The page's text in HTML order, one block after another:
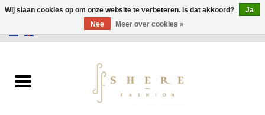
Jurken
Wij slaan cookies op om onze website te verbeteren. Is dat akkoord?
Ja
Nee
Meer over cookies »